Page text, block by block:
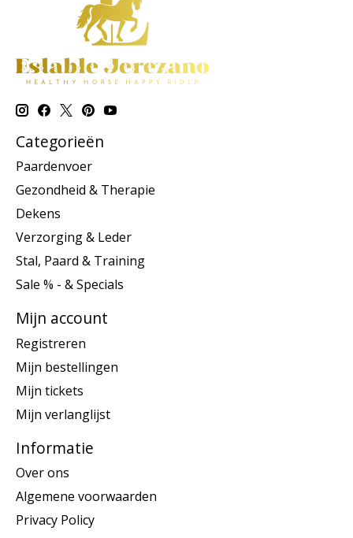
Categorieën
Paardenvoer
Gezondheid & Therapie
Dekens
Verzorging & Leder
Stal, Paard & Training
Sale % - & Specials
Mijn account
Registreren
Mijn bestellingen
Mijn tickets
Mijn verlanglijst
Informatie
Over ons
Algemene voorwaarden
Privacy Policy